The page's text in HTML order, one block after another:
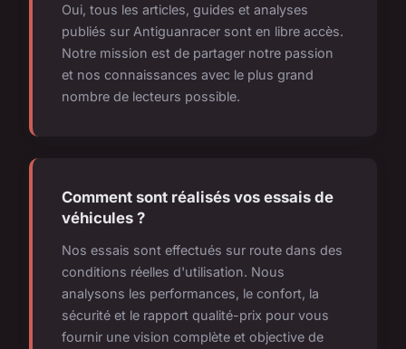
Oui, tous les articles, guides et analyses
publiés sur Antiguanracer sont en libre accès.
Notre mission est de partager notre passion
et nos connaissances avec le plus grand
nombre de lecteurs possible.
Comment sont réalisés vos essais de
véhicules ?
Nos essais sont effectués sur route dans des
conditions réelles d'utilisation. Nous
analysons les performances, le confort, la
sécurité et le rapport qualité-prix pour vous
fournir une vision complète et objective de